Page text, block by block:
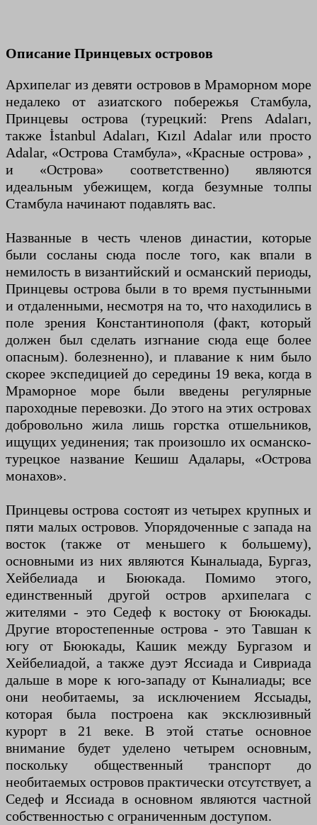
Описание Принцевых островов
Архипелаг из девяти островов в Мраморном море
недалеко от азиатского побережья Стамбула,
Принцевы острова (турецкий: Prens Adaları,
также İstanbul Adaları, Kızıl Adalar или просто
Adalar, «Острова Стамбула», «Красные острова» ,
и «Острова» соответственно) являются
идеальным убежищем, когда безумные толпы
Стамбула начинают подавлять вас.
Названные в честь членов династии, которые
были сосланы сюда после того, как впали в
немилость в византийский и османский периоды,
Принцевы острова были в то время пустынными
и отдаленными, несмотря на то, что находились в
поле зрения Константинополя (факт, который
должен был сделать изгнание сюда еще более
опасным). болезненно), и плавание к ним было
скорее экспедицией до середины 19 века, когда в
Мраморное море были введены регулярные
пароходные перевозки. До этого на этих островах
добровольно жила лишь горстка отшельников,
ищущих уединения; так произошло их османско-
турецкое название Кешиш Адалары, «Острова
монахов».
Принцевы острова состоят из четырех крупных и
пяти малых островов. Упорядоченные с запада на
восток (также от меньшего к большему),
основными из них являются Кыналыада, Бургаз,
Хейбелиада и Бююкада. Помимо этого,
единственный другой остров архипелага с
жителями - это Седеф к востоку от Бююкады.
Другие второстепенные острова - это Тавшан к
югу от Бююкады, Кашик между Бургазом и
Хейбелиадой, а также дуэт Яссиада и Сивриада
дальше в море к юго-западу от Кыналиады; все
они необитаемы, за исключением Яссыады,
которая была построена как эксклюзивный
курорт в 21 веке. В этой статье основное
внимание будет уделено четырем основным,
поскольку общественный транспорт до
необитаемых островов практически отсутствует, а
Седеф и Яссиада в основном являются частной
собственностью с ограниченным доступом.